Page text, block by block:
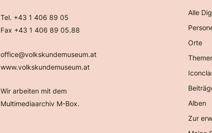
Tel. +43 1 406 89 05
Fax +43 1 406 89 05.88
office@volkskundemuseum.at
www.volkskundemuseum.at
Wir arbeiten mit dem
Multimediaarchiv M-Box.
Alle
Orte
Alben
Zur